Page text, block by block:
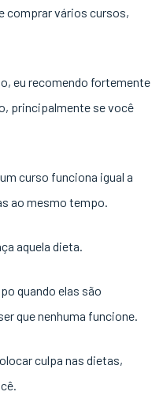
comprar vários cursos,
eu recomendo fortemente
principalmente se você
curso funciona igual a
ao mesmo tempo.
aquela dieta.
quando elas são
que nenhuma funcione.
culpa nas dietas,